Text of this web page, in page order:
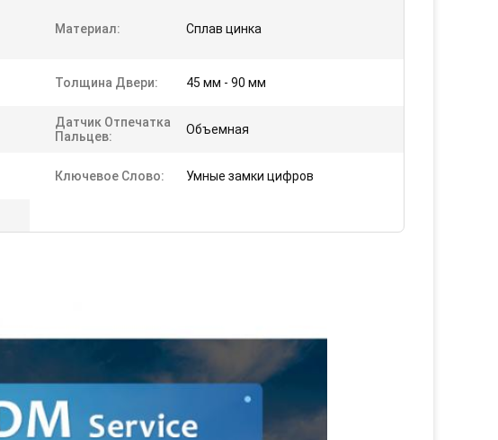
Материал: Сплав цинка
Толщина Двери: 45 мм - 90 мм
Датчик Отпечатка
Пальцев:
Объемная
Ключевое Слово: Умные замки цифров